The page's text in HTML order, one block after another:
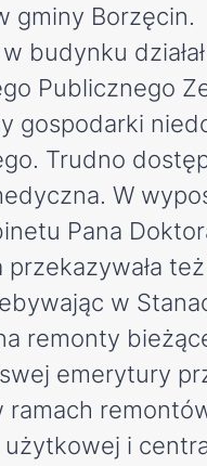
gminy Borzęcin.
budynku
Publicznego
gospodarki
Trudno
W
Pana
przekazywała
w
remonty
emerytury
ramach
użytkowej i